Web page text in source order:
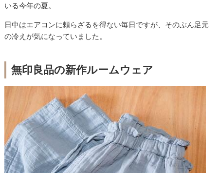
いる今年の夏。
日中はエアコンに頼らざるを得ない毎日ですが、そのぶん足元
の冷えが気になっていました。
無印良品の新作ルームウェア